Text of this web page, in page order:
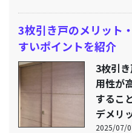
3枚引き戸のメリット
すいポイントを紹介
3枚引
用性が
するこ
デメリ
2025/07/